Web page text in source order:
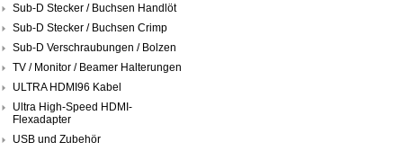
Sub-D Stecker / Buchsen Handlöt
Sub-D Stecker / Buchsen Crimp
Sub-D Verschraubungen / Bolzen
TV / Monitor / Beamer Halterungen
ULTRA HDMI96 Kabel
Ultra High-Speed HDMI-
Flexadapter
USB und Zubehör